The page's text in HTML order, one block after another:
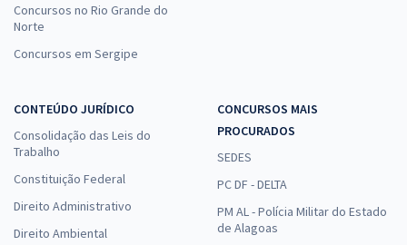
Concursos no Rio Grande do
Norte
Concursos em Sergipe
CONTEÚDO JURÍDICO
Consolidação das Leis do
Trabalho
Constituição Federal
Direito Administrativo
Direito Ambiental
CONCURSOS MAIS
PROCURADOS
SEDES
PC DF - DELTA
PM AL - Polícia Militar do Estado
de Alagoas